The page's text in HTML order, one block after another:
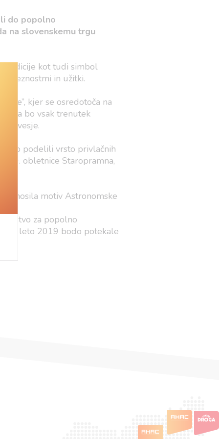
do popolno
na slovenskemu trgu
tradicije kot tudi simbol
in užitki.
kjer se osredotoča na
da bo vsak trenutek
podelili vrsto privlačnih
obletnice Staropramna,
nosila motiv Astronomske
za popolno
vse leto 2019 bodo potekale